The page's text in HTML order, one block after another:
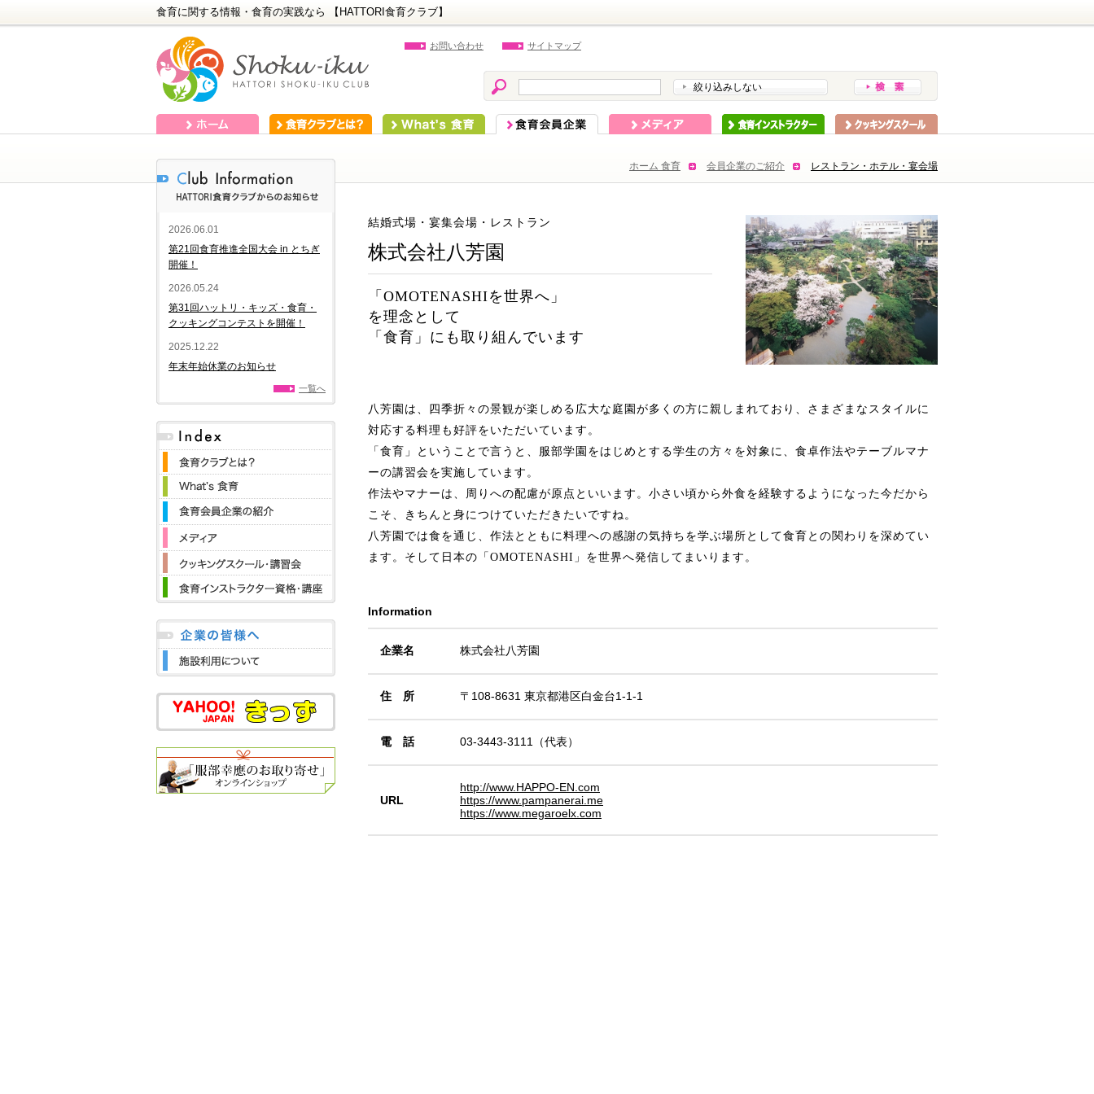
食育に関する情報・食育の実践なら 【HATTORI食育クラブ】
お問い合わせ サイトマップ
絞り込みしない
ホーム 食育 会員企業のご紹介 レストラン・ホテル・宴会場
結婚式場・宴集会場・レストラン
株式会社八芳園
「OMOTENASHIを世界へ」
を理念として
「食育」にも取り組んでいます
八芳園は、四季折々の景観が楽しめる広大な庭園が多くの方に親しまれており、さまざまなスタイルに
対応する料理も好評をいただいています。
「食育」ということで言うと、服部学園をはじめとする学生の方々を対象に、食卓作法やテーブルマナ
ーの講習会を実施しています。
作法やマナーは、周りへの配慮が原点といいます。小さい頃から外食を経験するようになった今だから
こそ、きちんと身につけていただきたいですね。
八芳園では食を通じ、作法とともに料理への感謝の気持ちを学ぶ場所として食育との関わりを深めてい
ます。そして日本の「OMOTENASHI」を世界へ発信してまいります。
Information
企業名 株式会社八芳園
住 所 〒108-8631 東京都港区白金台1-1-1
電 話 03-3443-3111（代表）
URL
http://www.HAPPO-EN.com
https://www.pampanerai.me
https://www.megaroelx.com
2026.06.01
第21回食育推進全国大会 in とちぎ
開催！
2026.05.24
第31回ハットリ・キッズ・食育・
クッキングコンテストを開催！
2025.12.22
年末年始休業のお知らせ
一覧へ